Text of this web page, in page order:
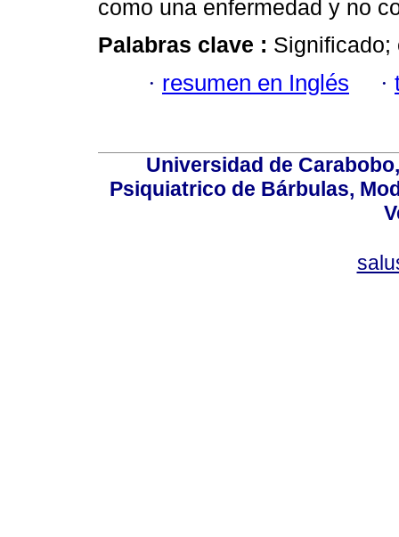
como una enfermedad y no
Palabras clave : Significado;
· resumen en Inglés ·
Universidad de
Psiquiatrico de Bárbulas,